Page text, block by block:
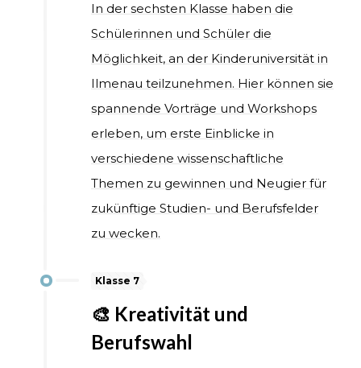
In der sechsten Klasse haben die
Schülerinnen und Schüler die
Möglichkeit, an der Kinderuniversität in
Ilmenau teilzunehmen. Hier können sie
spannende Vorträge und Workshops
erleben, um erste Einblicke in
verschiedene wissenschaftliche
Themen zu gewinnen und Neugier für
zukünftige Studien- und Berufsfelder
zu wecken.
Klasse 7
🎨 Kreativität und
Berufswahl